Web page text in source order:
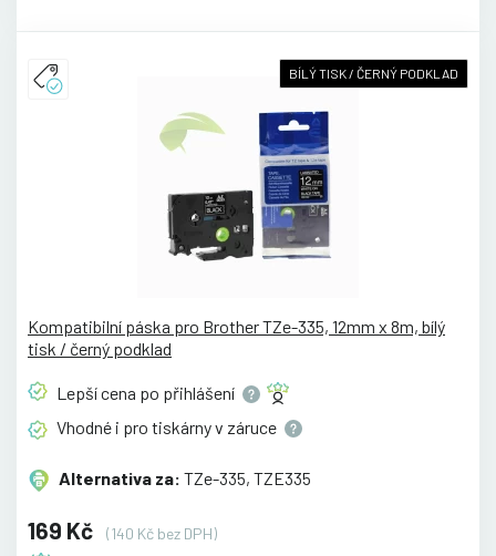
BÍLÝ TISK / ČERNÝ PODKLAD
Kompatibilní páska pro Brother TZe-335, 12mm x 8m, bílý
tisk / černý podklad
Lepší cena po přihlášení
Vhodné i pro tiskárny v záruce
Alternativa za: TZe-335, TZE335
169 Kč
(140 Kč bez DPH)